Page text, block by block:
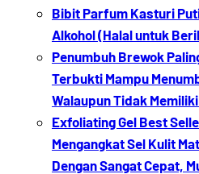
Bibit Parfum Kasturi
Alkohol (Halal untuk
Penumbuh Brewok
Terbukti Mampu
Walaupun Tidak
Exfoliating Gel Best
Mengangkat Sel Kulit
Dengan Sangat Cepat,